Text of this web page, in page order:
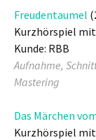
Freudentaumel
Kurzhörspiel
Kunde: RBB
Aufnahme,
Mastering
Das Märchen
Kurzhörspiel